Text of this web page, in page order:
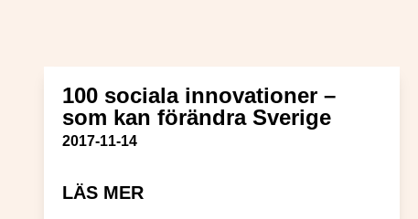
100 sociala innovationer –
som kan förändra Sverige
Publiceringsdatum
2017-11-14
LÄS MEROM 100 SOCIALA